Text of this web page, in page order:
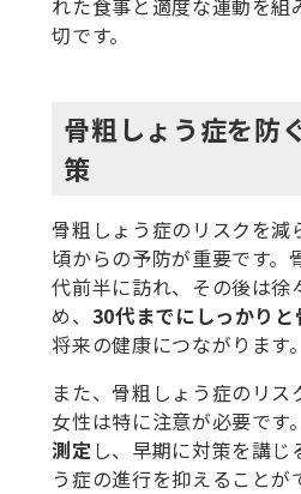
切です。
骨粗しょう症を防
策
骨粗しょう症のリスクを減
頃からの予防が重要です。
代前半に訪れ、その後は徐
め、 30代までにしっかりと
将来の健康につながります。
また、骨粗しょう症のリス
女性は特に注意が必要です。
測定 し、早期に対策を講じ
う症の進行を抑えることが